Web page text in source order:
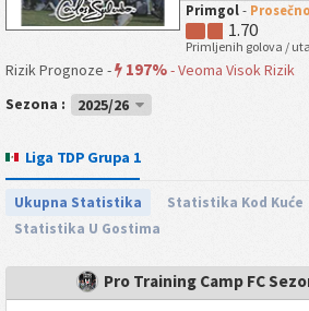
Primgol - Prosečno
1.70
Primljenih golova /
Rizik Prognoze - 197%-Veoma Visok Rizik
Sezona :
2025/26
Liga TDP Grupa 1
Ukupna Statistika
Statistika Kod Kuće
Statistika U Gostima
Pro Training Camp FC